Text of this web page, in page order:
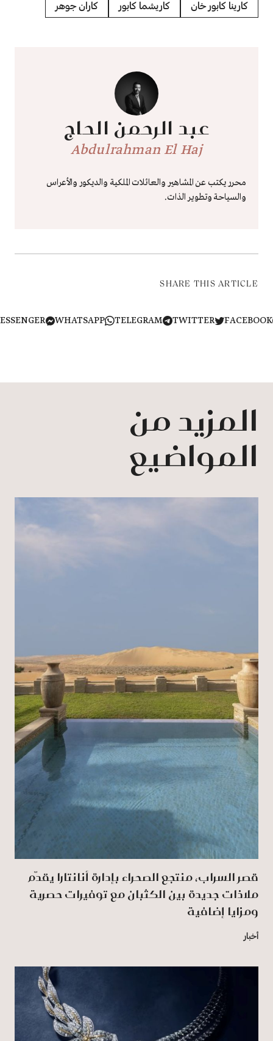
كارينا كابور خان كاريشما كابور كاران جوهر
عبد الرحمن الحاج
Abdulrahman El Haj
محرر يكتب عن المشاهير والعائلات الملكية والديكور والأعراس
والسياحة وتطوير الذات.
SHARE THIS ARTICLE
TWITTER
TELEGRAM
WHATSAPP
MESSENGER
المزيد من
المواضيع
قصر السراب، منتجع الصحراء بإدارة أنانتارا يقدّم
ملاذات جديدة بين الكثبان مع توفيرات حصرية
ومزايا إضافية
أخبار